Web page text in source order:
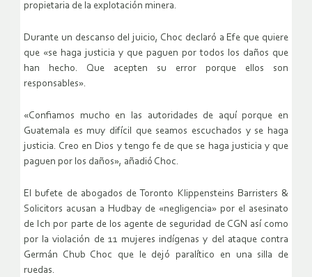
propietaria de la explotación minera.
Durante un descanso del juicio, Choc declaró a Efe que quiere
que «se haga justicia y que paguen por todos los daños que
han hecho. Que acepten su error porque ellos son
responsables».
«Confiamos mucho en las autoridades de aquí porque en
Guatemala es muy difícil que seamos escuchados y se haga
justicia. Creo en Dios y tengo fe de que se haga justicia y que
paguen por los daños», añadió Choc.
El bufete de abogados de Toronto Klippensteins Barristers &
Solicitors acusan a Hudbay de «negligencia» por el asesinato
de Ich por parte de los agente de seguridad de CGN así como
por la violación de 11 mujeres indígenas y del ataque contra
Germán Chub Choc que le dejó paralítico en una silla de
ruedas.